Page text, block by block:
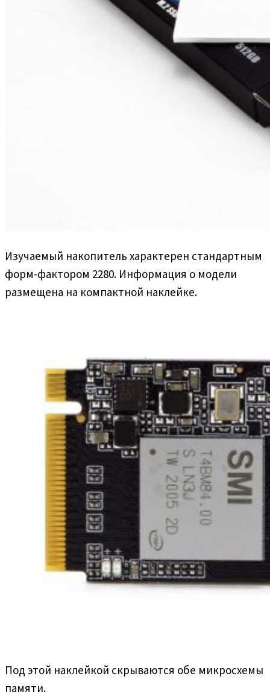
Изучаемый накопитель характерен стандартным
форм-фактором 2280. Информация о модели
размещена на компактной наклейке.
Под этой наклейкой скрываются обе микросхемы
памяти.